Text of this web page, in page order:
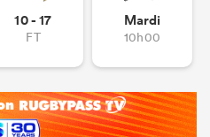
10 - 17
FT
Mardi
10h00